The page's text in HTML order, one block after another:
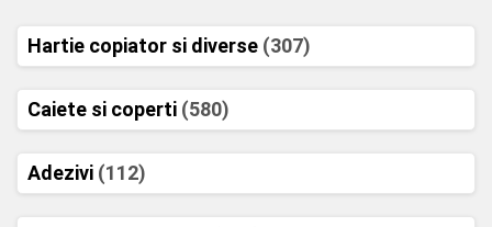
Hartie copiator si diverse (307)
Caiete si coperti (580)
Adezivi (112)